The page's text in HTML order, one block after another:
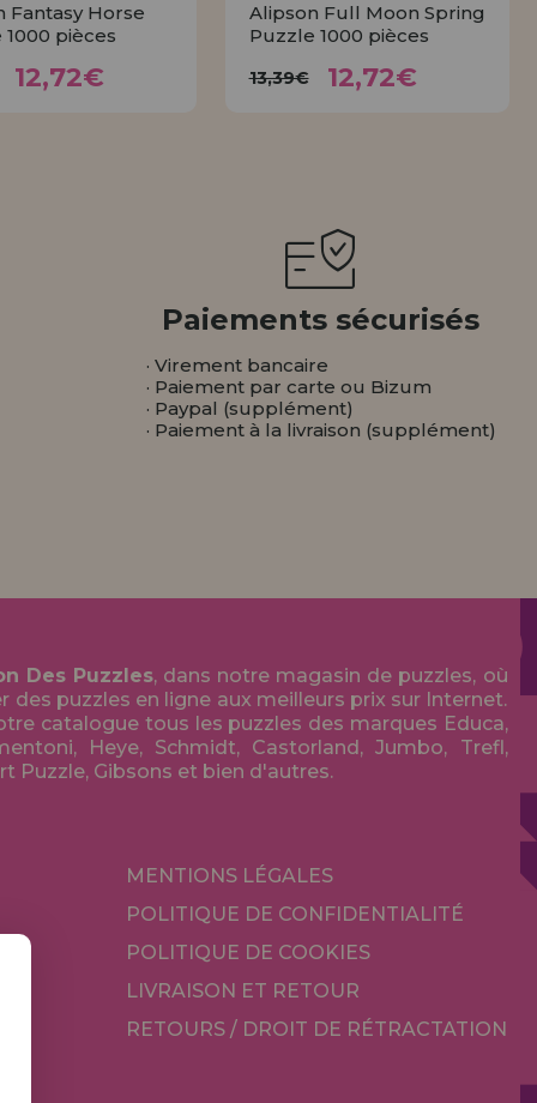
Fantasy Horse
pièces
12,72€
Alipson Full Moon Spring
Puzzle 1000 pièces
13,39€ 12,72€
Paiements sécurisés
· Virement bancaire
· Paiement par carte ou Bizum
· Paypal (supplément)
· Paiement à la livraison (supplément)
Des Puzzles, dans notre magasin de puzzles, où
des puzzles en ligne aux meilleurs prix sur Internet.
catalogue tous les puzzles des marques Educa,
Heye, Schmidt, Castorland, Jumbo, Trefl,
Puzzle, Gibsons et bien d'autres.
MENTIONS LÉGALES
POLITIQUE DE CONFIDENTIALITÉ
POLITIQUE DE COOKIES
LIVRAISON ET RETOUR
RETOURS / DROIT DE RÉTRACTATION